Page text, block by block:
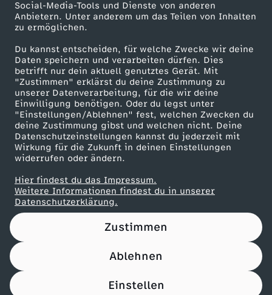
Social-Media-Tools und Dienste von anderen
Anbietern. Unter anderem um das Teilen von Inhalten
zu ermöglichen.
Du kannst entscheiden, für welche Zwecke wir deine
Daten speichern und verarbeiten dürfen. Dies
betrifft nur dein aktuell genutztes Gerät. Mit
"Zustimmen" erklärst du deine Zustimmung zu
unserer Datenverarbeitung, für die wir deine
Einwilligung benötigen. Oder du legst unter
"Einstellungen/Ablehnen" fest, welchen Zwecken du
deine Zustimmung gibst und welchen nicht. Deine
Datenschutzeinstellungen kannst du jederzeit mit
Wirkung für die Zukunft in deinen Einstellungen
widerrufen oder ändern.
Hier findest du das Impressum.
Weitere Informationen findest du in unserer
Datenschutzerklärung.
Zustimmen
Ablehnen
Einstellen
Karriere
ZDF goes Schule
Werbefernsehen
Mainzelmännchen
Partner
Nutzungsbedingungen
Impressum